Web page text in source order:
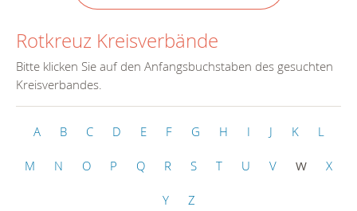
Rotkreuz Kreisverbände
Bitte klicken Sie auf den Anfangsbuchstaben des gesuchten
Kreisverbandes.
A B C D E F G H I J K L
M N O P Q R S T U V W X
Y Z